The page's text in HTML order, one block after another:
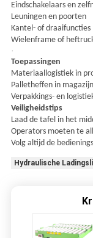
Eindschakelaars en
Leuningen en poorten
Kantel- of draaifuncties
Wielenframe of
·
Toepassingen
Materiaallogistiek in
Palletheffen in
Verpakkings- en
Veiligheidstips
Laad de tafel in het
Operators moeten te
Volg altijd de
Hydraulische